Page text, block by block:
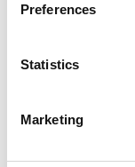
Preferences
Statistics
Marketing
United States
Langue
L'image
classé au